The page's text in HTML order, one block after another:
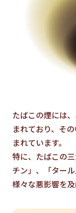
たばこの煙には
まれており、そ
まれています。
特に、たばこの
チン」、「ター
様々な悪影響を及